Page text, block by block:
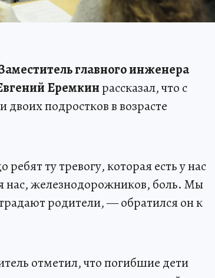
главного инженера
Еремкинрассказал, что с
подростков в возрасте
ту тревогу, которая есть у нас
нас, железнодорожников, боль. Мы
родители, — обратился он к
отметил, что погибшие дети